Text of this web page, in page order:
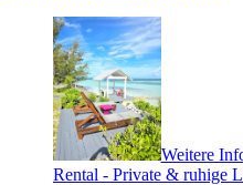
Weitere
Rental - Private & ruhige